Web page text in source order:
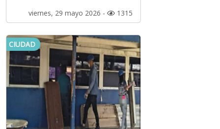
viernes, 29 mayo 2026 - 1315
CIUDAD